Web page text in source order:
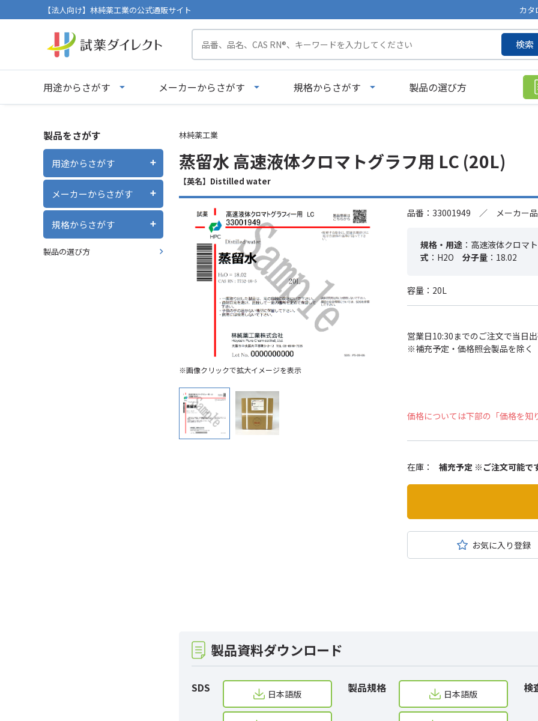
【法人向け】林純薬工業の公式通販サイト カタ
検索
用途からさがす メーカーからさがす 規格からさがす 製品の選び方
製品をさがす
用途からさがす
メーカーからさがす
規格からさがす
製品の選び方
林純薬工業
蒸留水 高速液体クロマトグラフ用 LC (20L)
【英名】Distilled water
※画像クリックで拡大イメージを表示
品番：33001949 ／ メーカー
規格・用途 ：高速液体クロマ
式 ：H2O 分子量 ：18.02
容量：20L
営業日10:30までのご注文で当日
※補充予定・価格照会製品を除く
価格については下部の「価格を知
在庫： 補充予定 ※ご注文可能で
お気に入り登録
製品資料ダウンロード
SDS 日本語版 製品規格 日本語版 検